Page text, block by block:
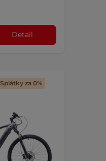
Detail
Splátky za 0%